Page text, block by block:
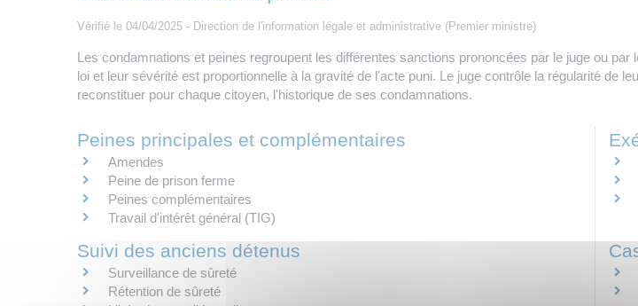
Vérifié le 04/04/2025 - Direction de l'information légale et administrative (Premier ministre)
Les condamnations et peines regroupent les différentes sanctions prononcées par le juge ou
loi et leur sévérité est proportionnelle à la gravité de l'acte puni. Le juge contrôle la régularité de
reconstituer pour chaque citoyen, l'historique de ses condamnations.
Peines principales et complémentaires
Amendes
Peine de prison ferme
Peines complémentaires
Travail d'intérêt général (TIG)
Suivi des anciens détenus
Surveillance de sûreté
Rétention de sûreté